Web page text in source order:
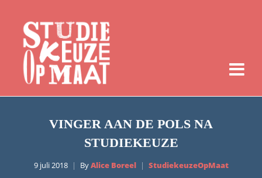
VINGER AAN DE POLS NA
STUDIEKEUZE
9 juli 2018 ByAlice Boreel StudiekeuzeOpMaat